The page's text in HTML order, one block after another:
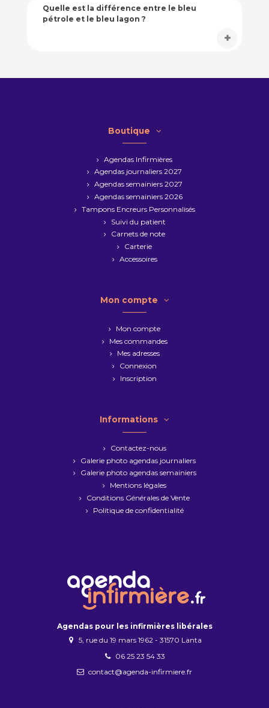
Quelle est la différence entre le bleu
pétrole et le bleu lagon ?
Boutique
Agendas Infirmières
Agendas journaliers 2027
Agendas semainiers 2027
Agendas semainiers 2026
Tampons Encreurs Personnalisés
Suivi du patient
Carnets de note
Carterie
Accessoires
Mon compte
Mon compte
Mes commandes
Mes adresses
Connexion
Inscription
Informations
Contactez-nous
Galerie photo agendas journaliers
Galerie photo agendas semainiers
Mentions légales
Conditions Générales de Vente
Politique de confidentialité
Agendas pour les infirmières libérales
5, rue du 19 mars 1962 - 31570 Lanta
06 25 23 54 33
contact@agenda-infirmiere.fr